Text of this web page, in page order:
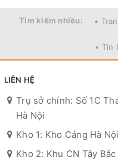
Tìm kiếm nhiều: •
• Tin
LIÊN HỆ
Trụ sở chính: Số 1C
Hà Nội
Kho 1: Kho Cảng Hà Nội
Kho 2: Khu CN Tây